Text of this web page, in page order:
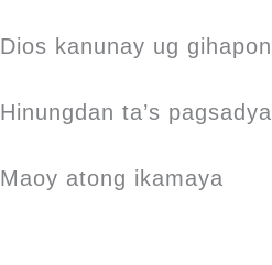
Dios kanunay ug gihapon
Hinungdan ta’s pagsadya
Maoy atong ikamaya